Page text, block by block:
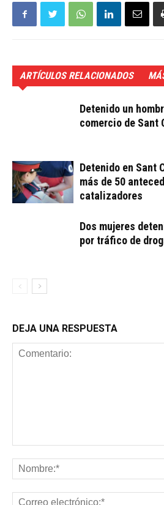
ARTÍCULOS RELACIONADOS
Detenido un
comercio de Sant
Detenido en Sant
más de 50
catalizadores
Dos mujeres
por tráfico de
DEJA UNA RESPUESTA